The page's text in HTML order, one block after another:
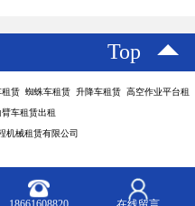
Top
赁 蜘蛛车租赁 升降车租赁 高空作业平台租
车租赁出租
机械租赁有限公司